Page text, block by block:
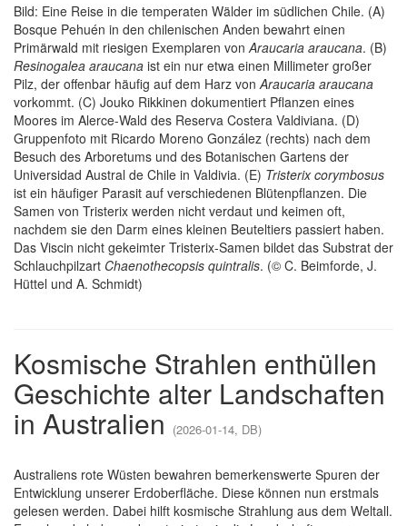
Bild: Eine Reise in die temperaten Wälder im südlichen Chile. (A)
Bosque Pehuén in den chilenischen Anden bewahrt einen
Primärwald mit riesigen Exemplaren von Araucaria araucana. (B)
Resinogalea araucana ist ein nur etwa einen Millimeter großer
Pilz, der offenbar häufig auf dem Harz von Araucaria araucana
vorkommt. (C) Jouko Rikkinen dokumentiert Pflanzen eines
Moores im Alerce-Wald des Reserva Costera Valdiviana. (D)
Gruppenfoto mit Ricardo Moreno González (rechts) nach dem
Besuch des Arboretums und des Botanischen Gartens der
Universidad Austral de Chile in Valdivia. (E) Tristerix corymbosus
ist ein häufiger Parasit auf verschiedenen Blütenpflanzen. Die
Samen von Tristerix werden nicht verdaut und keimen oft,
nachdem sie den Darm eines kleinen Beuteltiers passiert haben.
Das Viscin nicht gekeimter Tristerix-Samen bildet das Substrat der
Schlauchpilzart Chaenothecopsis quintralis. (© C. Beimforde, J.
Hüttel und A. Schmidt)
Kosmische Strahlen enthüllen
Geschichte alter Landschaften
in Australien (2026-01-14, DB)
Australiens rote Wüsten bewahren bemerkenswerte Spuren der
Entwicklung unserer Erdoberfläche. Diese können nun erstmals
gelesen werden. Dabei hilft kosmische Strahlung aus dem Weltall.